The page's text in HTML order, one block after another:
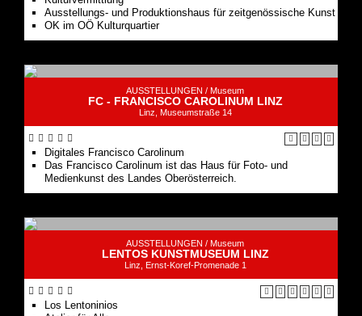
Ausstellungs- und Produktionshaus für zeitgenössische Kunst
OK im OÖ Kulturquartier
AUSSTELLUNGEN / Museum
FC - FRANCISCO CAROLINUM LINZ
Linz, Museumstraße 14
Digitales Francisco Carolinum
Das Francisco Carolinum ist das Haus für Foto- und
Medienkunst des Landes Oberösterreich.
AUSSTELLUNGEN / Museum
LENTOS KUNSTMUSEUM LINZ
Linz, Ernst-Koref-Promenade 1
Los Len­to­ni­ni­os